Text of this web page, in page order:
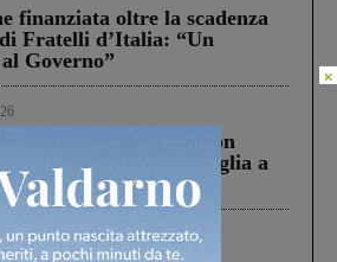
finanziata oltre la scadenza
Fratelli d’Italia: “Un
Governo”
struttura di Castiglion
che aveva ucciso la figlia a
×